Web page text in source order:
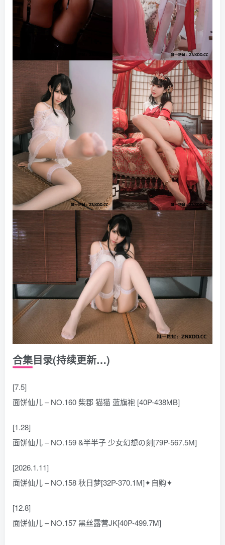
合集目录(持续更新…)
[7.5]
面饼仙儿 – NO.160 柴郡 猫猫 蓝旗袍 [40P-438MB]
[1.28]
面饼仙儿 – NO.159 &半半子 少女幻想の刻[79P-567.5M]
[2026.1.11]
面饼仙儿 – NO.158 秋日梦[32P-370.1M]✦自购✦
[12.8]
面饼仙儿 – NO.157 黑丝露营JK[40P-499.7M]